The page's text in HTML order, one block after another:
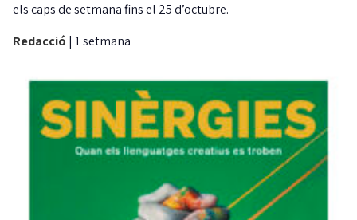
els caps de setmana fins el 25 d’octubre.
Redacció | 1 setmana